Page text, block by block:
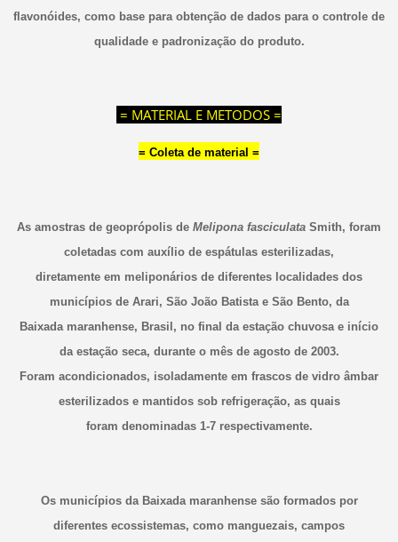
flavonóides, como base para obtenção de dados para o controle de
qualidade e padronização do produto.
= MATERIAL E METODOS =
= Coleta de material =
As amostras de geoprópolis de Melipona fasciculata Smith, foram
coletadas com auxílio de espátulas esterilizadas,
diretamente em meliponários de diferentes localidades dos
municípios de Arari, São João Batista e São Bento, da
Baixada maranhense, Brasil, no final da estação chuvosa e início
da estação seca, durante o mês de agosto de 2003.
Foram acondicionados, isoladamente em frascos de vidro âmbar
esterilizados e mantidos sob refrigeração, as quais
foram denominadas 1-7 respectivamente.
Os municípios da Baixada maranhense são formados por
diferentes ecossistemas, como manguezais, campos